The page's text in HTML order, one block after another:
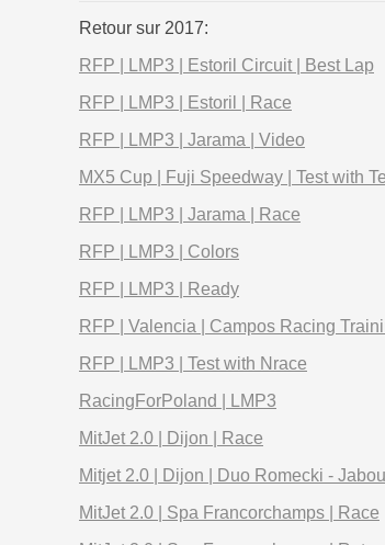
Retour sur 2017:
RFP | LMP3 | Estoril Circuit | Best Lap
RFP | LMP3 | Estoril | Race
RFP | LMP3 | Jarama | Video
MX5 Cup | Fuji Speedway | Test with
RFP | LMP3 | Jarama | Race
RFP | LMP3 | Colors
RFP | LMP3 | Ready
RFP | Valencia | Campos Racing
RFP | LMP3 | Test with Nrace
RacingForPoland | LMP3
MitJet 2.0 | Dijon | Race
Mitjet 2.0 | Dijon | Duo Romecki -
MitJet 2.0 | Spa Francorchamps | Race